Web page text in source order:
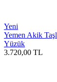
Yeni
Yemen Akik
Yüzük
3.720,00 TL